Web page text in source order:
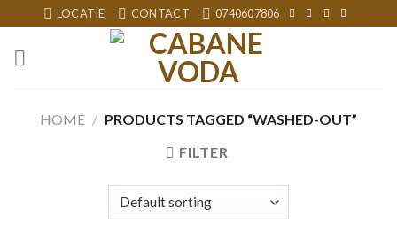
to
content
LOCATIE CONTACT 0740607806
HOME / PRODUCTS TAGGED “WASHED-OUT”
FILTER